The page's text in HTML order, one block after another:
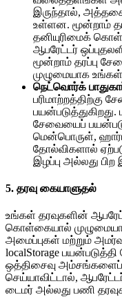
இருந்தால்,
உள்ளன. மூன்றாம்
தனியுரிமைக்
ஆபரேட்டர்
மூன்றாம் தரப்பு
முழுமையாக
நெட்வொர்க்
பரிமாற்றத்திற்கு
சேவையைப்
மென்பொருள்,
தோல்விகளால்
இழப்பு அல்லது
5. தரவு கையாளுதல்
உங்கள் தரவுகளின்
கொள்கையால் முழுமையாக
அமைப்புகள் மற்றும்
localStorage
ஒத்திசைவு அம்சங்களைப்
செய்யாவிட்டால்,
டைமர் அல்லது பணி